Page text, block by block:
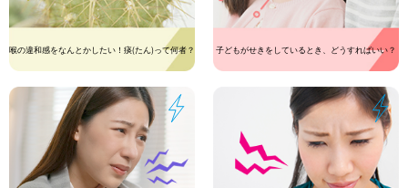
喉の違和感をなんとかしたい！痰(たん)って何者？ 子どもがせきをしているとき、どうすればいい？